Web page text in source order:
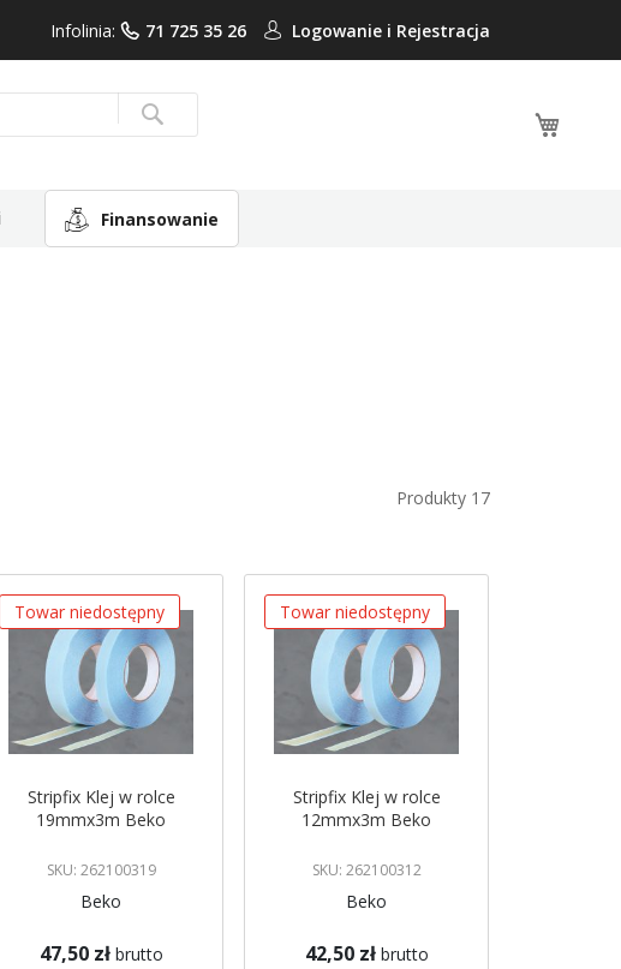
Infolinia: 71 725 35 26 Logowanie i Rejestracja
Search
Finansowanie
Produkty 17
Towar niedostępny
Stripfix Klej w rolce
19mmx3m Beko
SKU: 262100319
Beko
47,50 zł brutto
Towar niedostępny
Stripfix Klej w rolce
12mmx3m Beko
SKU: 262100312
Beko
42,50 zł brutto